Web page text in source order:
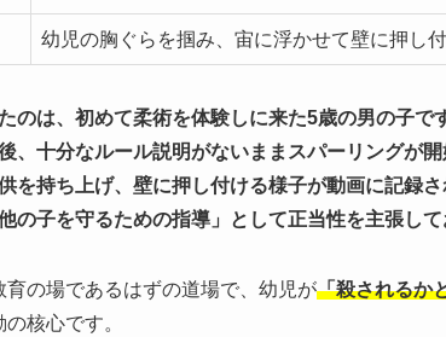
幼児の胸ぐらを掴み、宙に浮かせて壁に押し
のは、初めて柔術を体験しに来た5歳の男の子で
、十分なルール説明がないままスパーリングが開
を持ち上げ、壁に押し付ける様子が動画に記録さ
の子を守るための指導」として正当性を主張し
育の場であるはずの道場で、幼児が「殺されるか
核心です。